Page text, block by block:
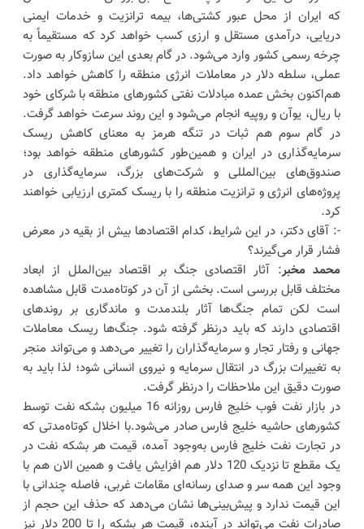
که ایران از محل عبور کشتی‌ها، بیمه ترانزیت و خدمات ایمنی
دریایی، درآمدی مستقل و ارزی کسب خواهد کرد که مستقیماً به
چرخه رسمی کشور وارد می‌شود. در گام بعدی این سازوکار به صورت
عملی، سلطه دلار در معاملات انرژی منطقه را کاهش خواهد داد.
هم‌اکنون بخش عمده مبادلات نفتی کشورهای منطقه با شرکای خود
با ریال، یوآن و روپیه انجام می‌شود و این روند سرعت خواهد گرفت.
در گام سوم هم ثبات در تنگه هرمز به معنای کاهش ریسک
سرمایه‌گذاری در ایران و همین‌طور کشورهای منطقه خواهد بود؛
صندوق‌های بین‌المللی و شرکت‌های بزرگ، سرمایه‌گذاری در
پروژه‌های انرژی و ترانزیت منطقه را با ریسک کمتری ارزیابی خواهند
کرد.
-: آقای دکتر، در این شرایط، کدام اقتصادها بیش از بقیه در معرض
فشار قرار می‌گیرند؟
محمد مخبر: آثار اقتصادی جنگ بر اقتصاد بین‌الملل از ابعاد
مختلف قابل بررسی است. بخشی از آن در کوتاه‌مدت قابل مشاهده
است لکن تمام جنگ‌ها آثار بلندمدت و ماندگاری بر روندهای
اقتصادی دارند که باید درنظر گرفته شود. جنگ‌ها ریسک معاملات
جهانی و رفتار تجار و سرمایه‌گذاران را تغییر می‌دهد و می‌تواند منجر
به تغییرات بزرگ در انتقال سرمایه و نیروی انسانی شود؛ لذا باید به
صورت دقیق این ملاحظات را درنظر گرفت.
در بازار نفت فوب خلیج فارس روزانه 16 میلیون بشکه نفت توسط
کشورهای حاشیه خلیج فارس صادر می‌شود.با اخلال کوتاه‌مدتی که
در تجارت نفت خلیج فارس به‌وجود آمده، قیمت هر بشکه نفت در
یک مقطع تا نزدیک 120 دلار هم افزایش یافت و همین الان هم با
وجود این همه سر و صدای رسانه‌ای مقامات غربی، فاصله چندانی با
این قیمت ندارد و پیش‌بینی‌ها نشان می‌دهد که حذف این حجم از
صادرات نفت می‌تواند در آینده، قیمت هر بشکه را تا 200 دلار نیز